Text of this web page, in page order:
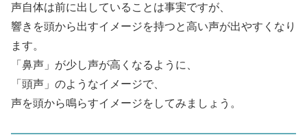
声自体は前に出していることは事実ですが、
響きを頭から出すイメージを持つと高い声が出やすくなり
ます。
「鼻声」が少し声が高くなるように、
「頭声」のようなイメージで、
声を頭から鳴らすイメージをしてみましょう。